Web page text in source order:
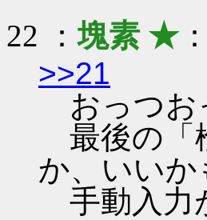
22 ：塊素 ★
>>21
おっつお
最後の「
か、いい
手動入力